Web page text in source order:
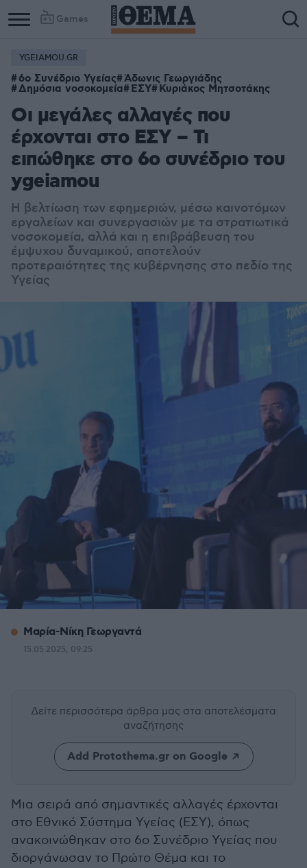
Games
Column
1
Column
2
YGEIAMOU.GR
6ο Συνέδριο Υγείας Άδωνις Γεωργιάδης
Δημόσια νοσοκομεία ΕΣΥ Κυριάκος Μητσοτάκης
Οι μεγάλες αλλαγές που
έρχονται στο ΕΣΥ – Τι
ειπώθηκε στο 6ο συνέδριο του
ygeiamou
Η βελτίωση των εφημεριών, μέσω καινοτόμων
εργαλείων και συνεργασιών με τα στρατιωτικά
νοσοκομεία, αλλά και η επιβράβευση του
έμψυχου δυναμικού, αποτελούν
προτεραιότητες της κυβέρνησης στο πεδίο της
Υγείας
Μαρία-Νίκη Γεωργαντά
15.05.2025, 09:25
Δείτε περισσότερα άρθρα μας στα αποτελέσματα
αναζήτησης
Add Protothema.gr on Google
Μια σειρά από σημαντικές αλλαγές έρχονται
στο Εθνικό Σύστημα Υγείας (ΕΣΥ), όπως
ανακοινώθηκαν στο 6ο Συνέδριο Υγείας που
διοργάνωσαν το Πρώτο Θέμα και το